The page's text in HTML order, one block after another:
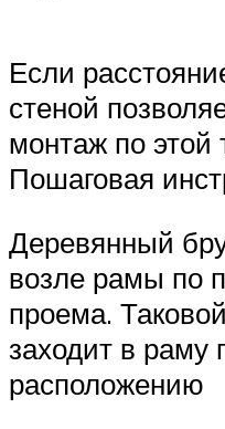
Если
стеной
монтаж по этой
Пошаговая
Деревянный
возле рамы по
проема.
заходит в раму
расположению